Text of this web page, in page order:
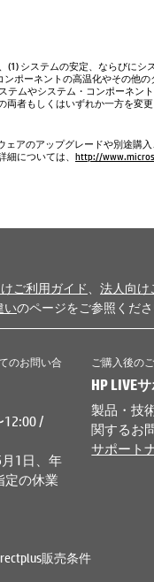
システムの安定、ならびにシ
ポーネントの高温化やその他の
テムやシステム・コンポーネン
両者もしくはいずれか一方を変
アのアップグレードや別途購入
については、 http://
ご利用ガイド 法人向け
いのページをご参照くださ
のお問い合
12:00 /
1日、年
定の休業
ご購入後の
HP LIVE
製品・技
関するお
サポート
販売条件